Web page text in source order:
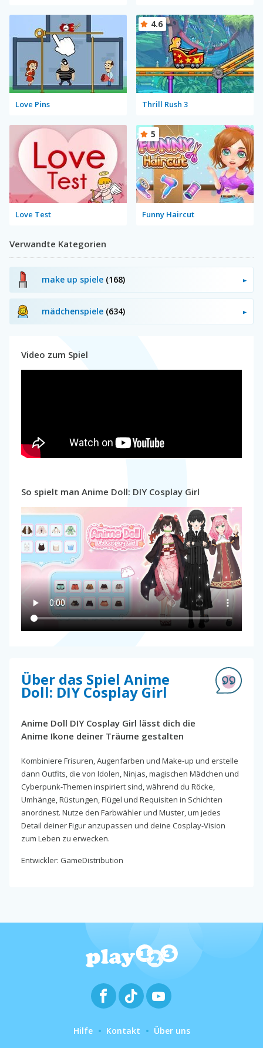
Love Pins Thrill Rush 3
4.6
Love Test Funny Haircut
5
Verwandte Kategorien
make up spiele (168)
mädchenspiele (634)
Video zum Spiel
So spielt man Anime Doll: DIY Cosplay Girl
Über das Spiel Anime
Doll: DIY Cosplay Girl
Anime Doll DIY Cosplay Girl lässt dich die
Anime Ikone deiner Träume gestalten
Kombiniere Frisuren, Augenfarben und Make-up und erstelle
dann Outfits, die von Idolen, Ninjas, magischen Mädchen und
Cyberpunk-Themen inspiriert sind, während du Röcke,
Umhänge, Rüstungen, Flügel und Requisiten in Schichten
anordnest. Nutze den Farbwähler und Muster, um jedes
Detail deiner Figur anzupassen und deine Cosplay-Vision
zum Leben zu erwecken.
Entwickler: GameDistribution
Hilfe Kontakt Über uns